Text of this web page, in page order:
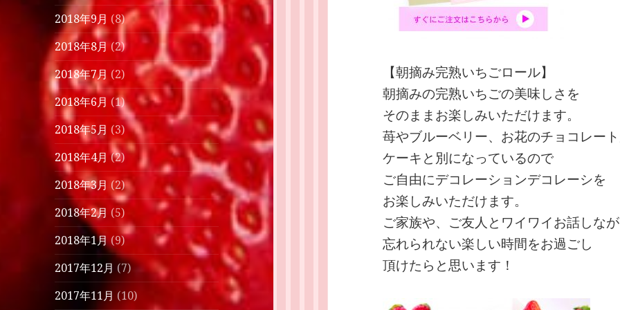
2018年9月 (8)
2018年8月 (2)
2018年7月 (2)
2018年6月 (1)
2018年5月 (3)
2018年4月 (2)
2018年3月 (2)
2018年2月 (5)
2018年1月(9)
2017年12月 (7)
2017年11月 (10)
【朝摘み完熟いちごロール】
朝摘みの完熟いちごの美味しさを
そのままお楽しみいただけます。
苺やブルーベリー、お花のチョコレー
ケーキと別になっているので
ご自由にデコレーションデコレーシを
お楽しみいただけます。
ご家族や、ご友人とワイワイお話しな
忘れられない楽しい時間をお過ごし
頂けたらと思います！